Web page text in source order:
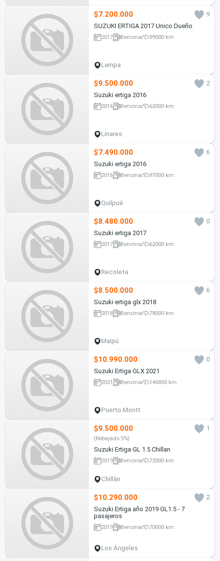
$7.200.000
9
SUZUKI ERTIGA 2017 Unico Dueño
2017 Bencina 99000 km
Lampa
$9.500.000
2
Suzuki ertiga 2016
2016 Bencina 62000 km
Linares
$7.490.000
6
Suzuki ertiga 2016
2016 Bencina 97000 km
Quilpué
$8.480.000
0
Suzuki ertiga 2017
2017 Bencina 62000 km
Recoleta
$8.500.000
6
Suzuki ertiga glx 2018
2018 Bencina 78000 km
Maipú
$10.990.000
0
Suzuki Ertiga GLX 2021
2021 Bencina 146850 km
Puerto Montt
$9.500.000 1
(Rebajado 5%)
Suzuki Ertiga GL 1.5 Chillan
2019 Bencina 72000 km
Chillán
$10.290.000
2
Suzuki Ertiga año 2019 GL1.5 - 7
pasajeros
2019 Bencina 70000 km
Los Ángeles